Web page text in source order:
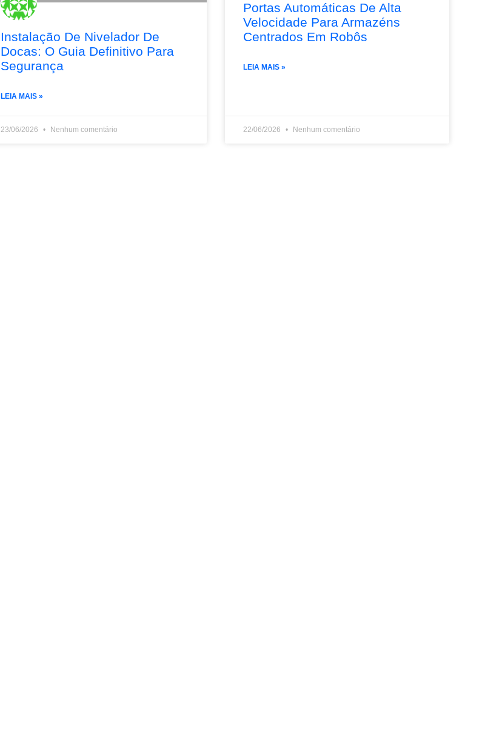
Instalação De Nivelador De
Docas: O Guia Definitivo Para
Segurança
LEIA MAIS »
23/06/2026 Nenhum comentário
Portas Automáticas De Alta
Velocidade Para Armazéns
Centrados Em Robôs
LEIA MAIS »
22/06/2026 Nenhum comentário